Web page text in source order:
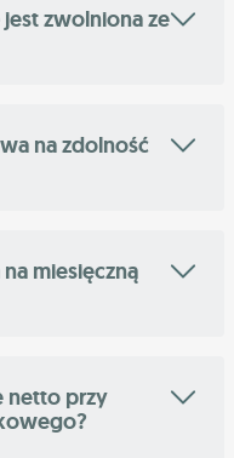
zwolniona ze
na zdolność
miesięczną
netto przy